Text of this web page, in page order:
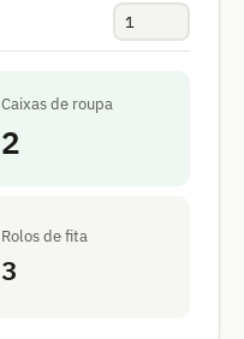
Caixas de roupa
2
Rolos de fita
3